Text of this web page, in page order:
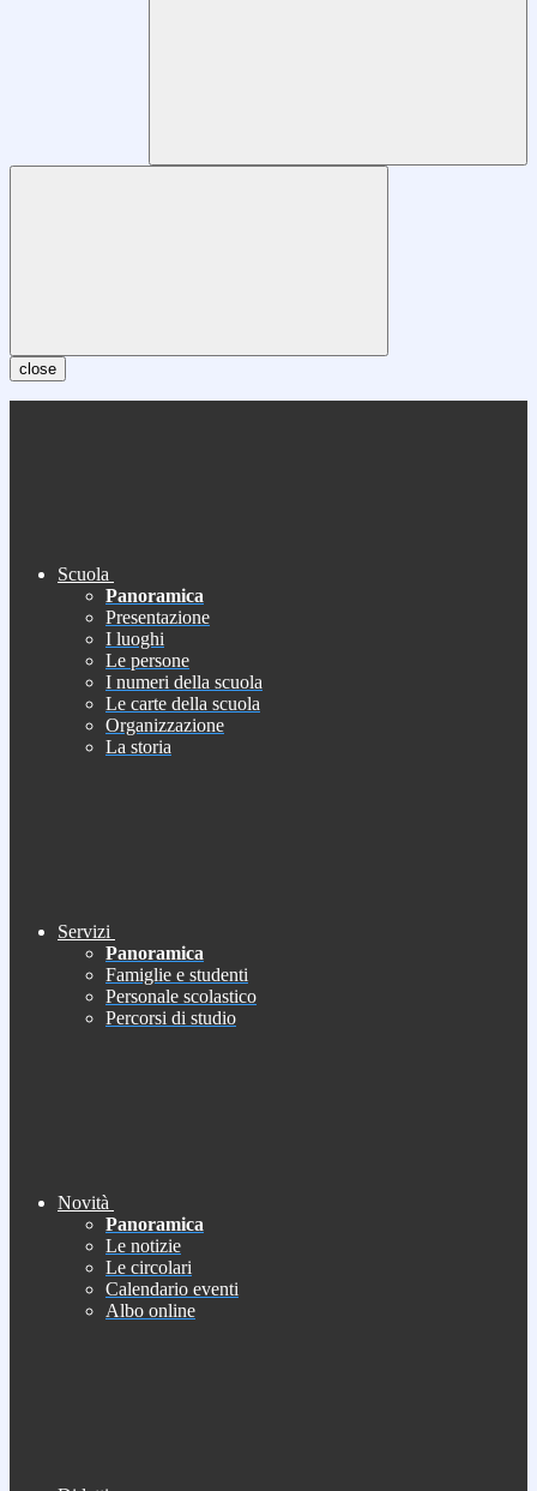
close
Scuola
Panoramica
Presentazione
I luoghi
Le persone
I numeri della scuola
Le carte della scuola
Organizzazione
La storia
Servizi
Panoramica
Famiglie e studenti
Personale scolastico
Percorsi di studio
Novità
Panoramica
Le notizie
Le circolari
Calendario eventi
Albo online